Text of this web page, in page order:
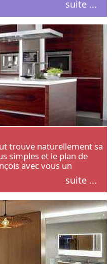
suite ...
trouve naturellement sa
simples et le plan de
avec vous un
manière de cuisiner, de
suite ...